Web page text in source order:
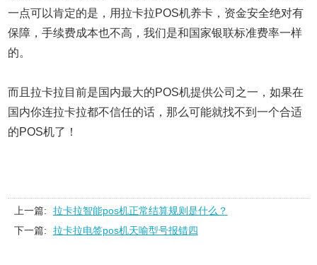
一点可以肯定的是，用拉卡拉POS机养卡，资金安全绝对有
保障，手续费成本也不高，我们是和国家银联标准费率一样
的。
而且拉卡拉目前是国内最大的POS机提供公司之一，如果在
国内你连拉卡拉都不信任的话，那么可能就找不到一个合适
的POS机了！
上一篇:
拉卡拉智能pos机正常结算规则是什么？
下一篇:
拉卡拉电签pos机天喻型号报错四